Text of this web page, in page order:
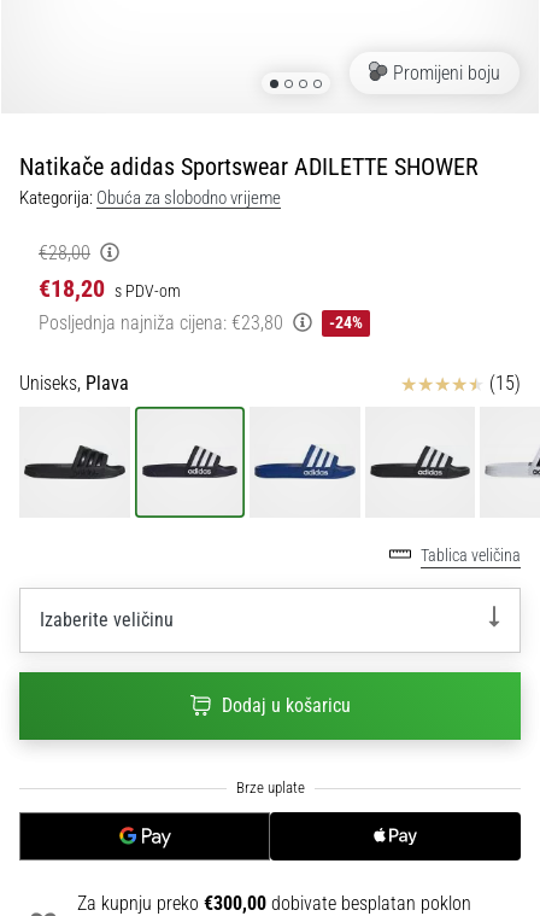
•
1 min. čitanja
Play
for
More
Pripremi
ženski
službenim
dresovima
i
Budi
Promijeni boju
Natikače adidas Sportswear ADILETTE SHOWER
Kategorija: Obuća za slobodno vrijeme
€28,00
€18,20 s PDV-om
Posljednja najniža cijena: €23,80 -24%
Uniseks, Plava Ocjena proizvoda
(15)
Tablica veličina
Izaberite veličinu
Dodaj u košaricu
Za kupnju preko €300,00 dobivate besplatan poklon